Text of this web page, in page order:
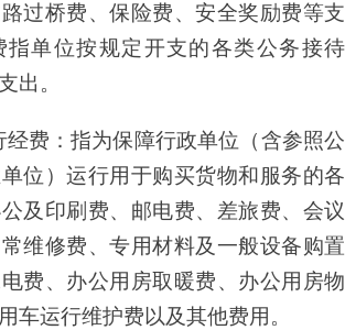
过桥费、保险费、安全奖励费等支
指单位按规定开支的各类公务接待
出。
经费：指为保障行政单位（含参照公
位）运行用于购买货物和服务的各
及印刷费、邮电费、差旅费、会议
维修费、专用材料及一般设备购置
费、办公用房取暖费、办公用房物
车运行维护费以及其他费用。